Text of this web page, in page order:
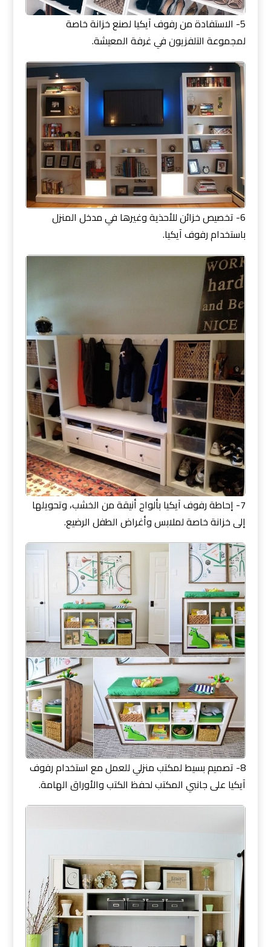
5- الاستفادة من رفوف آيكيا لصنع خزانة خاصة
لمجموعة التلفزيون في غرفة المعيشة.
6- تخصيص خزائن للأحذية وغيرها في مدخل المنزل
باستخدام رفوف آيكيا.
7- إحاطة رفوف آيكيا بألواح أنيقة من الخشب، وتحويلها
إلى خزانة خاصة لملابس وأغراض الطفل الرضيع.
8- تصميم بسيط لمكتب منزلي للعمل مع استخدام رفوف
آيكيا على جانبي المكتب لحفظ الكتب والأوراق الهامة.